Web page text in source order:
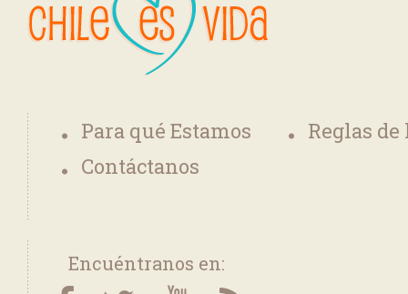
Para qué Estamos
Reglas
Contáctanos
Encuéntranos en: